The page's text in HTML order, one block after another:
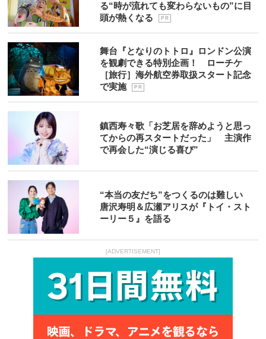
る“時が流れても変わらないもの”に目
頭が熱くなる
P R
舞台『となりのトトロ』ロンドン公演
を観劇できる特別企画！ ローチケ
［旅行］海外航空券取扱スタート記念
で実施
P R
鎮西寿々歌「お芝居を辞めようと思っ
てからの再スタートだった」 主演作
で再会した“演じる喜び”
“本当の友だち”をつくるのは難しい
唐沢寿明＆広瀬アリスが『トイ・スト
ーリー５』を語る
[ADVERTISEMENT]